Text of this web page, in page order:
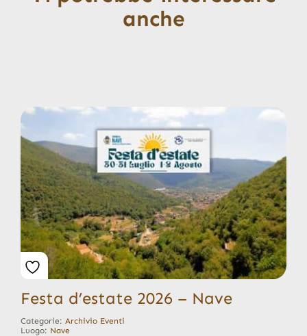
anche
Festa d’estate 2026 – Nave
Categorie: Archivio Eventi
Luogo: Nave